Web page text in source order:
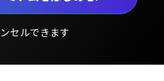
セルできます